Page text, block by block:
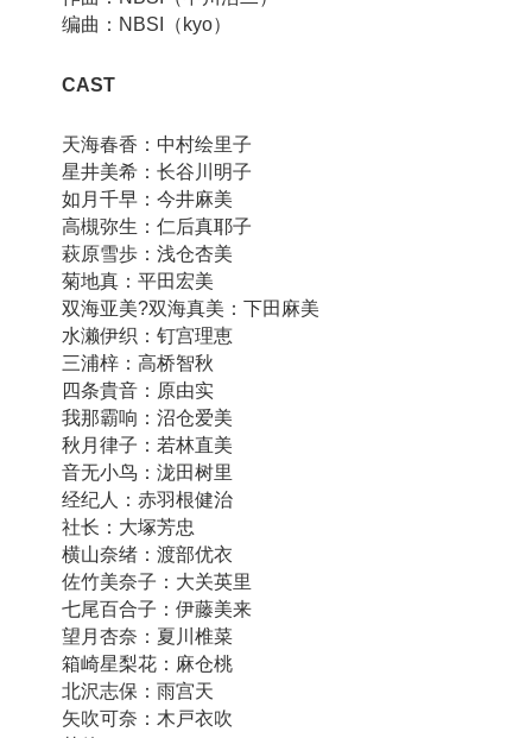
编曲：NBSI（kyo）
CAST
天海春香：中村绘里子
星井美希：长谷川明子
如月千早：今井麻美
高槻弥生：仁后真耶子
萩原雪歩：浅仓杏美
菊地真：平田宏美
双海亚美?双海真美：下田麻美
水濑伊织：钉宫理恵
三浦梓：高桥智秋
四条貴音：原由实
我那霸响：沼仓爱美
秋月律子：若林直美
音无小鸟：泷田树里
经纪人：赤羽根健治
社长：大塚芳忠
横山奈绪：渡部优衣
佐竹美奈子：大关英里
七尾百合子：伊藤美来
望月杏奈：夏川椎菜
箱崎星梨花：麻仓桃
北沢志保：雨宫天
矢吹可奈：木戸衣吹